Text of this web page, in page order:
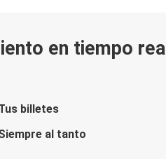
en tiempo real
billetes
al tanto